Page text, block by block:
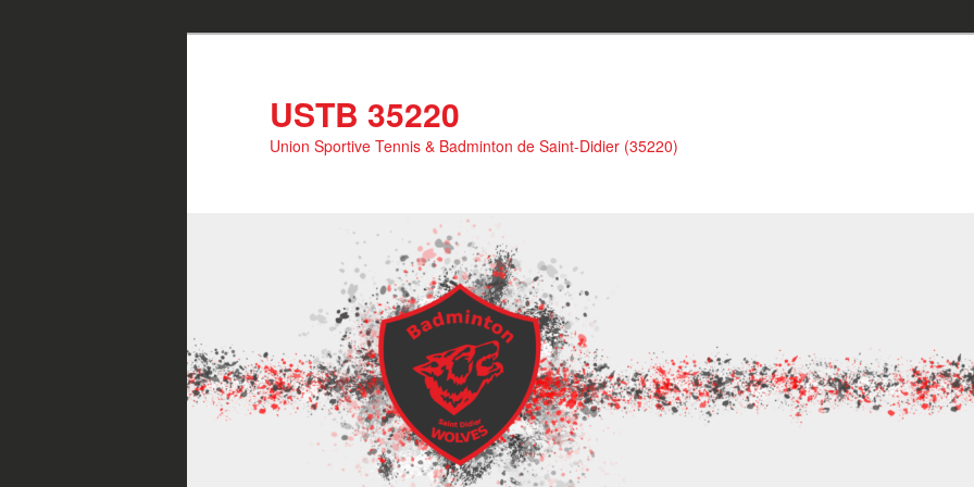
USTB 35220
Union Sportive Tennis & Badminton de Saint-Didier (35220)